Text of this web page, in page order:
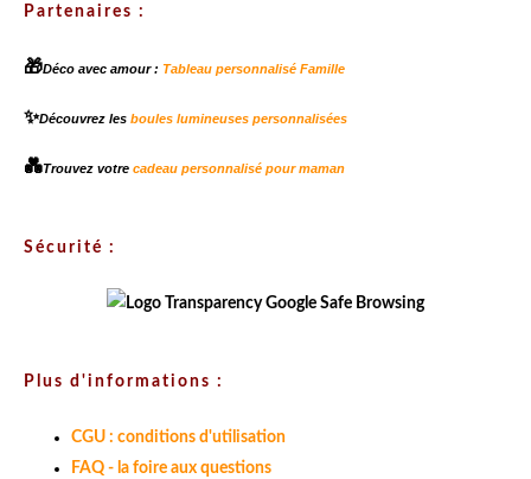
Partenaires :
🎁Déco avec amour : Tableau personnalisé Famille
✨Découvrez les boules lumineuses personnalisées
💑Trouvez votre cadeau personnalisé pour maman
Sécurité :
Plus d'informations :
CGU : conditions d'utilisation
FAQ - la foire aux questions